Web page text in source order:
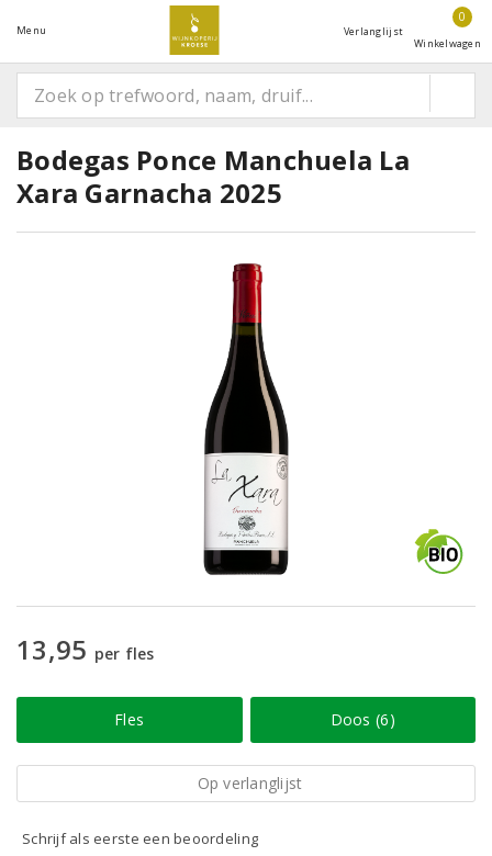
Menu Verlanglijst
0
Winkelwagen
Bodegas Ponce Manchuela La
Xara Garnacha 2025
13,95 per fles
Fles Doos (6)
Op verlanglijst
Schrijf als eerste een beoordeling